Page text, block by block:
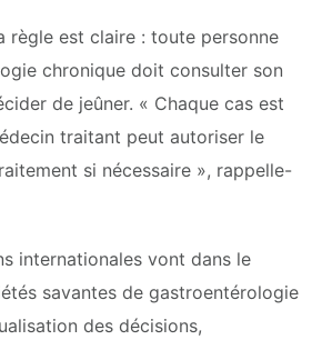
règle est claire : toute personne
chronique doit consulter son
de jeûner. « Chaque cas est
traitant peut autoriser le
si nécessaire », rappelle-
internationales vont dans le
savantes de gastroentérologie
des décisions,